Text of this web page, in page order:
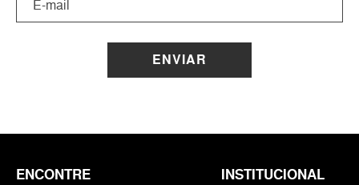
ENVIAR
ENCONTRE INSTITUCIONAL